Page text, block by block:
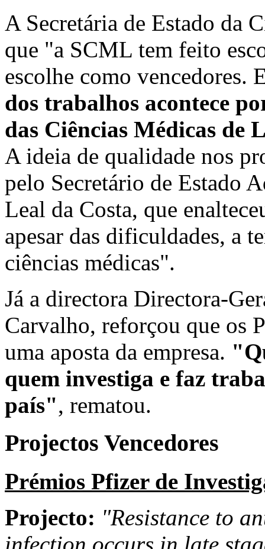
A Secretária de Estado da
que "a SCML tem feito
escolhe como vencedores.
dos trabalhos acontece
das Ciências Médicas de
A ideia de qualidade nos
pelo Secretário de Estado
Leal da Costa, que
apesar das dificuldades, a
ciências médicas".
Já a directora Directora-
Carvalho, reforçou que os
uma aposta da empresa.
quem investiga e faz
país", rematou.
Projectos Vencedores
Prémios Pfizer de
Projecto: "Resistance to